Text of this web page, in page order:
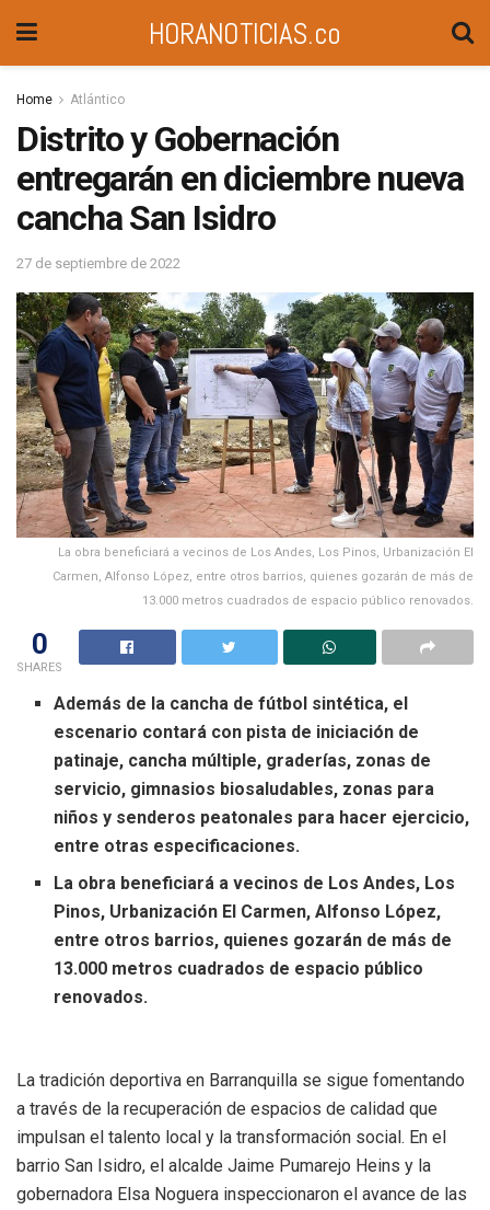
HORANOTICIAS.co
Home Atlántico
Distrito y Gobernación
entregarán en diciembre nueva
cancha San Isidro
27 de septiembre de 2022
La obra beneficiará a vecinos de Los Andes, Los Pinos, Urbanización El
Carmen, Alfonso López, entre otros barrios, quienes gozarán de más de
13.000 metros cuadrados de espacio público renovados.
0
SHARES
Además de la cancha de fútbol sintética, el
escenario contará con pista de iniciación de
patinaje, cancha múltiple, graderías, zonas de
servicio, gimnasios biosaludables, zonas para
niños y senderos peatonales para hacer ejercicio,
entre otras especificaciones.
La obra beneficiará a vecinos de Los Andes, Los
Pinos, Urbanización El Carmen, Alfonso López,
entre otros barrios, quienes gozarán de más de
13.000 metros cuadrados de espacio público
renovados.
La tradición deportiva en Barranquilla se sigue fomentando
a través de la recuperación de espacios de calidad que
impulsan el talento local y la transformación social. En el
barrio San Isidro, el alcalde Jaime Pumarejo Heins y la
gobernadora Elsa Noguera inspeccionaron el avance de las